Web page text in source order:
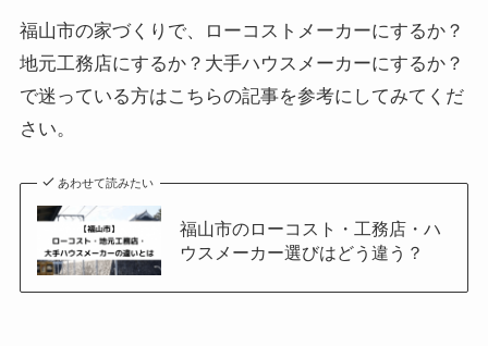
福山市の家づくりで、ローコストメーカーにするか？
地元工務店にするか？大手ハウスメーカーにするか？
で迷っている方はこちらの記事を参考にしてみてくだ
さい。
あわせて読みたい
福山市のローコスト・工務店・ハ
ウスメーカー選びはどう違う？